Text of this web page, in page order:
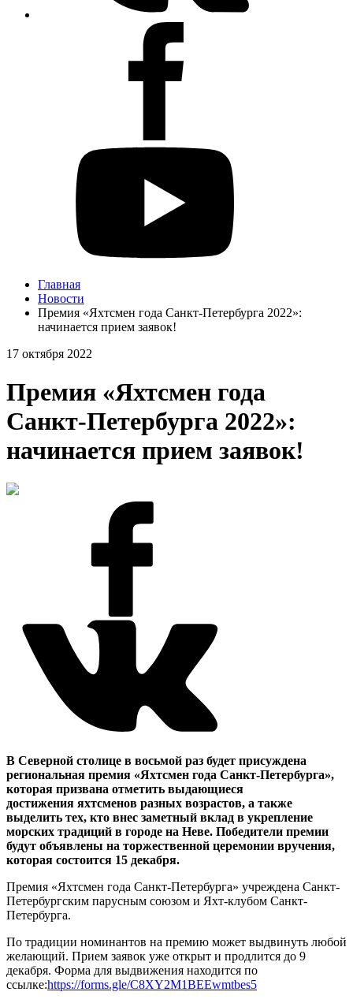
Главная
Новости
Премия «Яхтсмен года Санкт-Петербурга 2022»:
начинается прием заявок!
17 октября 2022
Премия «Яхтсмен года
Санкт-Петербурга 2022»:
начинается прием заявок!
В Северной столице в восьмой раз будет присуждена
региональная премия «Яхтсмен года Санкт-Петербурга»,
которая призвана отметить выдающиеся
достижения яхтсменов разных возрастов, а также
выделить тех, кто внес заметный вклад в укрепление
морских традиций в городе на Неве. Победители премии
будут объявлены на торжественной церемонии вручения,
которая состоится 15 декабря.
Премия «Яхтсмен года Санкт-Петербурга» учреждена Санкт-
Петербургским парусным союзом и Яхт-клубом Санкт-
Петербурга.
По традиции номинантов на премию может выдвинуть любой
желающий. Прием заявок уже открыт и продлится до 9
декабря. Форма для выдвижения находится по
ссылке:https://forms.gle/C8XY2M1BEEwmtbes5